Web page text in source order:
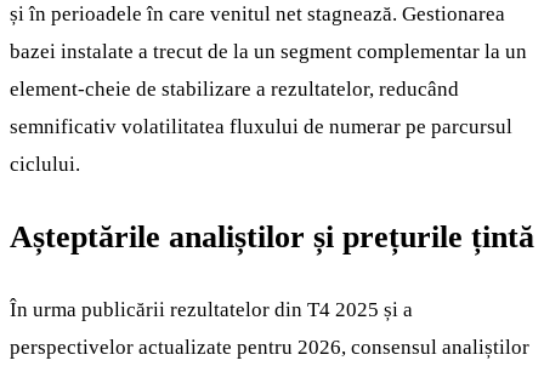
și în perioadele în care venitul net stagnează. Gestionarea
bazei instalate a trecut de la un segment complementar la un
element-cheie de stabilizare a rezultatelor, reducând
semnificativ volatilitatea fluxului de numerar pe parcursul
ciclului.
Așteptările analiștilor și prețurile țintă
În urma publicării rezultatelor din T4 2025 și a
perspectivelor actualizate pentru 2026, consensul analiștilor